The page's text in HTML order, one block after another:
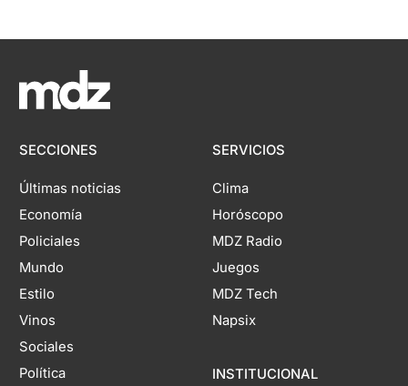
SECCIONES
Últimas noticias
Economía
Policiales
Mundo
Estilo
Vinos
Sociales
Política
SERVICIOS
Clima
Horóscopo
MDZ Radio
Juegos
MDZ Tech
Napsix
INSTITUCIONAL